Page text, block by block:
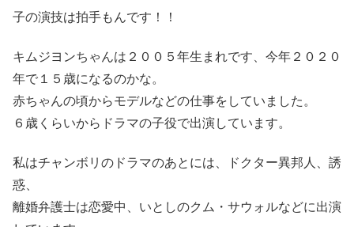
子の演技は拍手もんです！！
キムジヨンちゃんは２００５年生まれです、今年２０２０
年で１５歳になるのかな。
赤ちゃんの頃からモデルなどの仕事をしていました。
６歳くらいからドラマの子役で出演しています。
私はチャンボリのドラマのあとには、ドクター異邦人、誘
惑、
離婚弁護士は恋愛中、いとしのクム・サウォルなどに出演